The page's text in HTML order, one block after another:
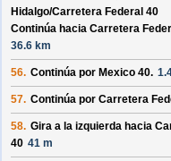
Hidalgo/Carretera Federal 40
Continúa hacia Carretera
36.6 km
56. Continúa por Mexico 40.
57. Continúa por Carretera
58. Gira a la izquierda hacia
40 41 m